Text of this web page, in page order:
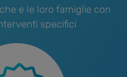
e le loro famiglie con
specifici